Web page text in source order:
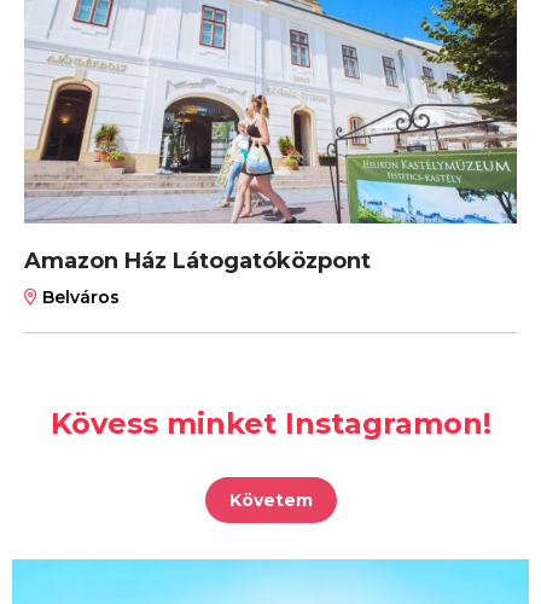
Amazon Ház Látogatóközpont
Belváros
Kövess minket Instagramon!
Követem